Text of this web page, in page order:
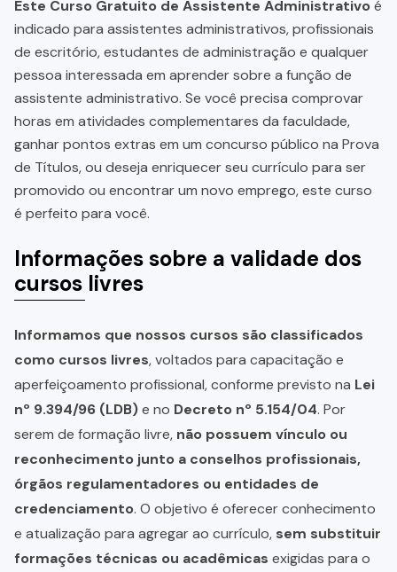
Este Curso Gratuito de Assistente Administrativoé
indicado para assistentes administrativos, profissionais
de escritório, estudantes de administração e qualquer
pessoa interessada em aprender sobre a função de
assistente administrativo. Se você precisa comprovar
horas em atividades complementares da faculdade,
ganhar pontos extras em um concurso público na Prova
de Títulos, ou deseja enriquecer seu currículo para ser
promovido ou encontrar um novo emprego, este curso
é perfeito para você.
Informações sobre a validade dos
cursos livres
Informamos que nossos cursos são classificados
como cursos livres, voltados para capacitação e
aperfeiçoamento profissional, conforme previsto na Lei
nº 9.394/96 (LDB)e no Decreto nº 5.154/04. Por
serem de formação livre, não possuem vínculo ou
reconhecimento junto a conselhos profissionais,
órgãos regulamentadores ou entidades de
credenciamento. O objetivo é oferecer conhecimento
e atualização para agregar ao currículo, sem substituir
formações técnicas ou acadêmicas exigidas para o